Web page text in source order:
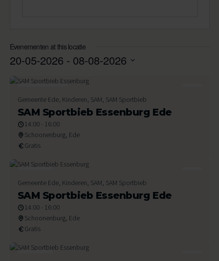
Evenementen at this locatie
20-05-2026 - 08-08-2026
een
5
Augustus 2026
Gemeente Ede, Kinderen, SAM, SAM Sportbieb
SAM Sportbieb Essenburg Ede
14:00 - 16:00
Schoonenburg, Ede
Gratis
Gemeente Ede, Kinderen, SAM, SAM Sportbieb
SAM Sportbieb Essenburg Ede
14:00 - 16:00
Schoonenburg, Ede
Gratis